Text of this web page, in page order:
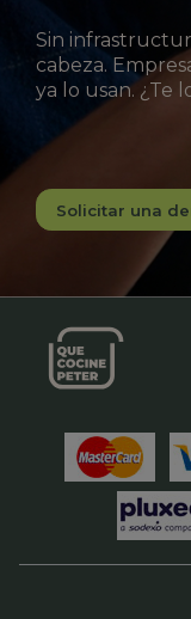
Sin
cabeza.
ya lo usan. ¿Te
Solicitar una